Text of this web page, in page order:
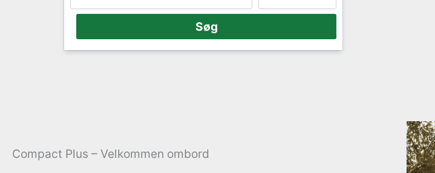
Compact Plus – Velkommen ombord